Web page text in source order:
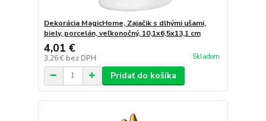
Dekorácia MagicHome, Zajačik s dlhými ušami,
biely, porcelán, veľkonočný, 10,1x6,5x13,1 cm
4,01 €
3,26 € bez DPH Skladom
Pridať do košíka